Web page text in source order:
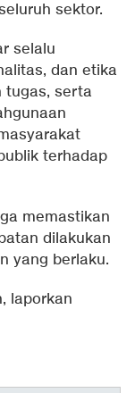
sektor.
selalu
dan etika
tugas, serta
terhadap
memastikan
dilakukan
yang berlaku.
laporkan